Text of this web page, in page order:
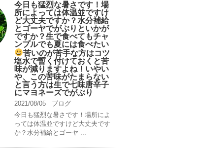
今日も猛烈な暑さです！場
所によっては体温並ですけ
ど大丈夫ですか？水分補給
とゴーヤでがぶりといかが
ですか？生で食べてもチャ
ンプルでも夏には食べたい
苦いのが苦手な方はコツ
塩水で暫く付けておくと苦
味が減りますよね！いやい
や、この苦味がたまらない
と言う方は生で七味唐辛子
にマヨネーズでがぶり
2021/08/05
ブログ
今日も猛烈な暑さです！場所によ
っては体温並ですけど大丈夫です
か？水分補給とゴーヤ ...